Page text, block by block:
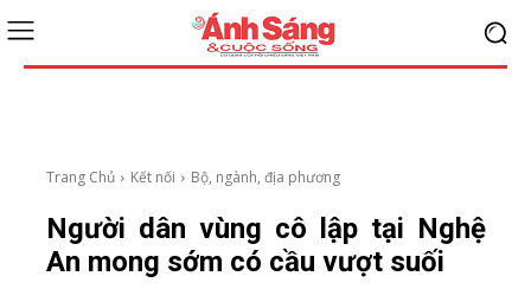
Trang Chủ Kết nối Bộ, ngành, địa phương
Người dân vùng cô lập tại Nghệ
An mong sớm có cầu vượt suối